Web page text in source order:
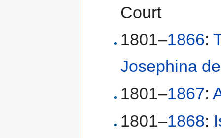
Court
1801–1866:
Josephina
1801–1867:
1801–1868: